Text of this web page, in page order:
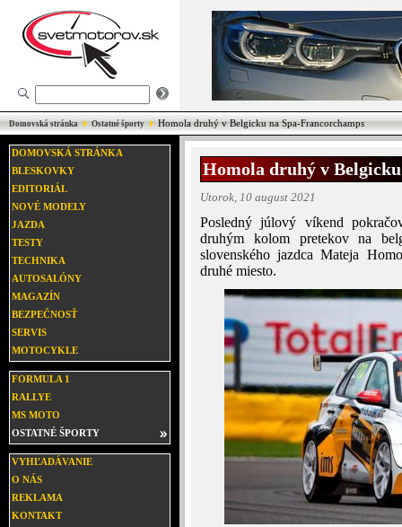
Domovská stránka Ostatné športy Homola druhý v Belgicku na Spa-Francorchamps
DOMOVSKÁ STRÁNKA
BLESKOVKY
EDITORIÁL
NOVÉ MODELY
JAZDA
TESTY
TECHNIKA
AUTOSALÓNY
MAGAZÍN
BEZPEČNOSŤ
SERVIS
MOTOCYKLE
FORMULA 1
RALLYE
MS MOTO
OSTATNÉ ŠPORTY
VYHĽADÁVANIE
O NÁS
REKLAMA
KONTAKT
Homola druhý v
Utorok, 10 august 2021
Posledný júlový víkend
druhým kolom pretekov na
slovenského jazdca Mateja
druhé miesto.